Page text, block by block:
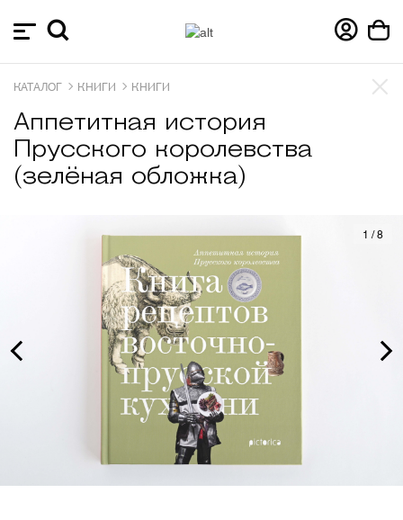
КАТАЛОГ КНИГИ КНИГИ
Аппетитная история
Прусского королевства
(зелёная обложка)
1 /8